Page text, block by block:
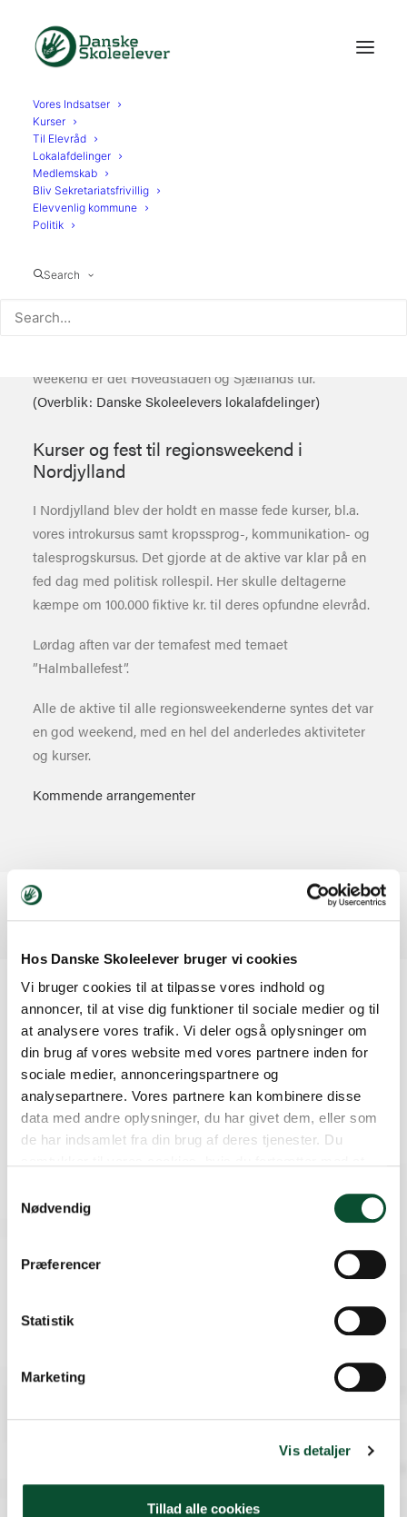
Hos Danske Skoleelever bruger vi cookies
Vi bruger cookies til at tilpasse vores indhold og
annoncer, til at vise dig funktioner til sociale medier og til
at analysere vores trafik. Vi deler også oplysninger om
din brug af vores website med vores partnere inden for
sociale medier, annonceringspartnere og
analysepartnere. Vores partnere kan kombinere disse
data med andre oplysninger, du har givet dem, eller som
de har indsamlet fra din brug af deres tjenester. Du
Nødvendig
Præferencer
Statistik
Marketing
Vis detaljer
Tillad alle cookies
Vores Indsatser
Kurser
Til Elevråd
Lokalafdelinger
Medlemskab
Bliv Sekretariatsfrivillig
Elevvenlig kommune
Politik
Search
fra vores 17 lokalafdelinger mødes med
weekend er det Hovedstaden og Sjællands tur.
(Overblik: Danske Skoleelevers lokalafdelinger)
Kurser og fest til regionsweekend i
Nordjylland
I Nordjylland blev der holdt en masse fede kurser, bl.a.
vores introkursus samt kropssprog-, kommunikation- og
talesprogskursus. Det gjorde at de aktive var klar på en
fed dag med politisk rollespil. Her skulle deltagerne
kæmpe om 100.000 fiktive kr. til deres opfundne elevråd.
Lørdag aften var der temafest med temaet
”Halmballefest”.
Alle de aktive til alle regionsweekenderne syntes det var
en god weekend, med en hel del anderledes aktiviteter
og kurser.
Kommende arrangementer
Kontakt
70 22 00 33
dse@skoleelever.dk
Sindalsvej 9
8240 Risskov
Om os
Om Danske Skoleelever
Skolepraktik hos DSE